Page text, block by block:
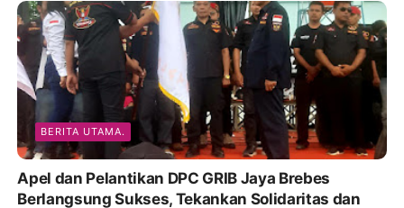
BERITA UTAMA.
Apel dan Pelantikan DPC GRIB Jaya Brebes
Berlangsung Sukses, Tekankan Solidaritas dan